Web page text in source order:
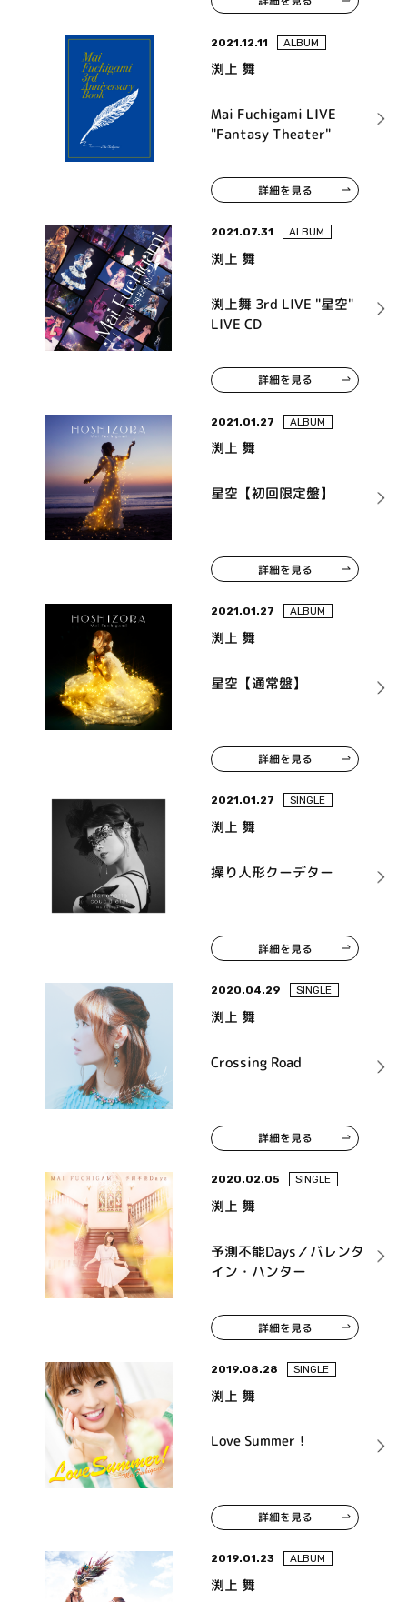
2021.12.11 ALBUM
渕上 舞
Mai Fuchigami LIVE
"Fantasy Theater"
詳細を見る
2021.07.31 ALBUM
渕上 舞
渕上舞 3rd LIVE "星空"
LIVE CD
詳細を見る
2021.01.27 ALBUM
渕上 舞
星空【初回限定盤】
詳細を見る
2021.01.27 ALBUM
渕上 舞
星空【通常盤】
詳細を見る
2021.01.27 SINGLE
渕上 舞
操り人形クーデター
詳細を見る
2020.04.29 SINGLE
渕上 舞
Crossing Road
詳細を見る
2020.02.05 SINGLE
渕上 舞
予測不能Days／バレンタ
イン・ハンター
詳細を見る
2019.08.28 SINGLE
渕上 舞
Love Summer！
詳細を見る
2019.01.23 ALBUM
渕上 舞